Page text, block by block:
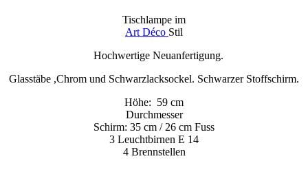
Tischlampe im
Art Déco Stil
Hochwertige Neuanfertigung.
Glasstäbe ,Chrom und Schwarzlacksockel. Schwarzer Stoffschirm.
Höhe: 59 cm
Durchmesser
Schirm: 35 cm / 26 cm Fuss
3 Leuchtbirnen E 14
4 Brennstellen